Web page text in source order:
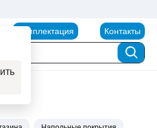
Комплектация Контакты